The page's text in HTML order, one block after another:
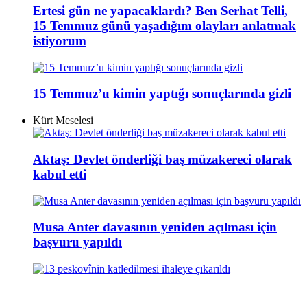
Ertesi gün ne yapacaklardı? Ben Serhat Telli,
15 Temmuz günü yaşadığım olayları anlatmak
istiyorum
15 Temmuz’u kimin yaptığı sonuçlarında gizli
Kürt Meselesi
Aktaş: Devlet önderliği baş müzakereci olarak
kabul etti
Musa Anter davasının yeniden açılması için
başvuru yapıldı